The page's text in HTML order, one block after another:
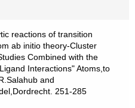
reactions of transition
ab initio theory-Cluster
Combined with the
Interactions" Atoms,to
and
251-285